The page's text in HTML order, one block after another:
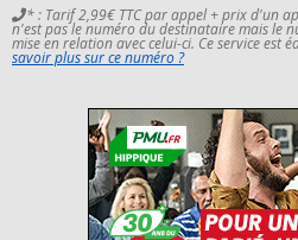
* : Tarif 2,99€ TTC par appel + prix d'un
n'est pas le numéro du destinataire mais le
mise en relation avec celui-ci. Ce service est
savoir plus sur ce numéro ?